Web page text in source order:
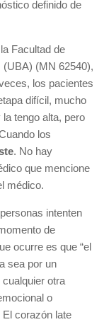
definido de
Facultad de
(UBA) (MN 62540),
los pacientes
difícil, mucho
tengo alta, pero
los
. No hay
que mencione
médico.
intenten
de
ocurre es que “el
sea por un
otra
o
corazón late